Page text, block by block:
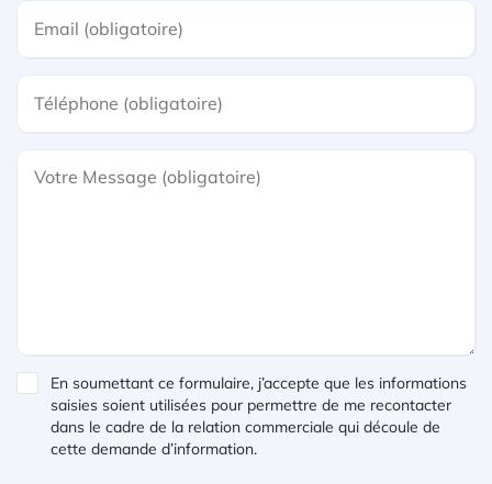
En soumettant ce formulaire, j’accepte que les informations
saisies soient utilisées pour permettre de me recontacter
dans le cadre de la relation commerciale qui découle de
cette demande d’information.